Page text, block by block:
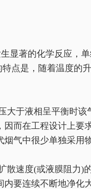
显著的化学反应，
点是，随着温度的
大于液相呈平衡时该
而在工程设计上要
气中很少单独采用
散速度(或液膜阻力)
要连续不断地净化